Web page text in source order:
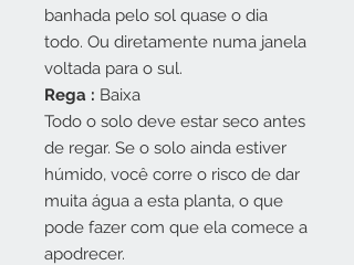
banhada pelo sol quase o dia
todo. Ou diretamente numa janela
voltada para o sul.
Rega : Baixa
Todo o solo deve estar seco antes
de regar. Se o solo ainda estiver
húmido, você corre o risco de dar
muita água a esta planta, o que
pode fazer com que ela comece a
apodrecer.